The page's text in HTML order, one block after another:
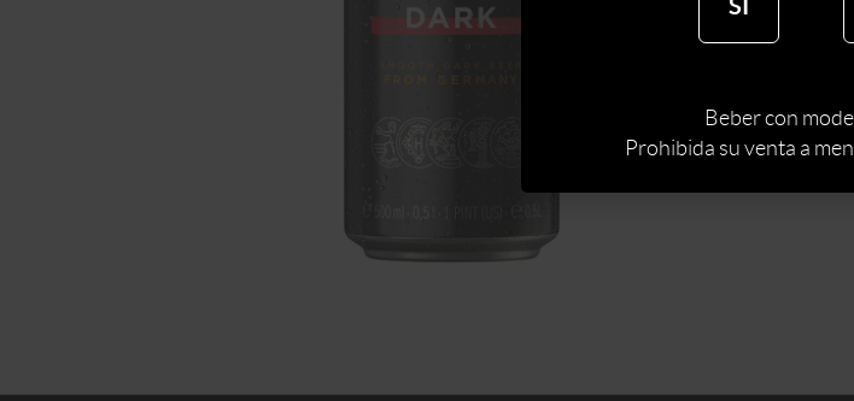
Beber con
Prohibida su venta a